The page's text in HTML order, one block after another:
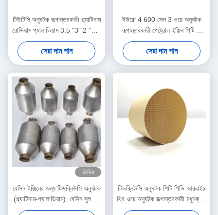
টিউটিসি অনুঘটক রূপান্তরকারী প্ল্যাটিনাম
রোডিয়াম প্যালাডিয়াম 3.5 "3" 2 "2.5
ইঞ্চি 200 সেল অনুঘটক রূপান্তরকারী
সেরা দাম পান
ইউরো 4 600 সেল 3 ওয়ে অনুঘটক
রূপান্তরকারী পেট্রোল ইঞ্জিন পিটি পি
আর আর মেটালিক
সেরা দাম পান
ভিডিও
বেসিন ইঞ্জিনের জন্য টিডব্লিউসি অনুঘটক
(প্ল্যাটিনাম-প্যালাডিয়াম): বেসিন সুলফার
হ্রাস করে
টিডব্লিউসি অনুঘটক পিটি পিডি আরএইচ
থ্রি ওয়ে অনুঘটক রূপান্তরকারী মধুচক্রীয়
উপাদান ইউরো 5 6 400 সেল